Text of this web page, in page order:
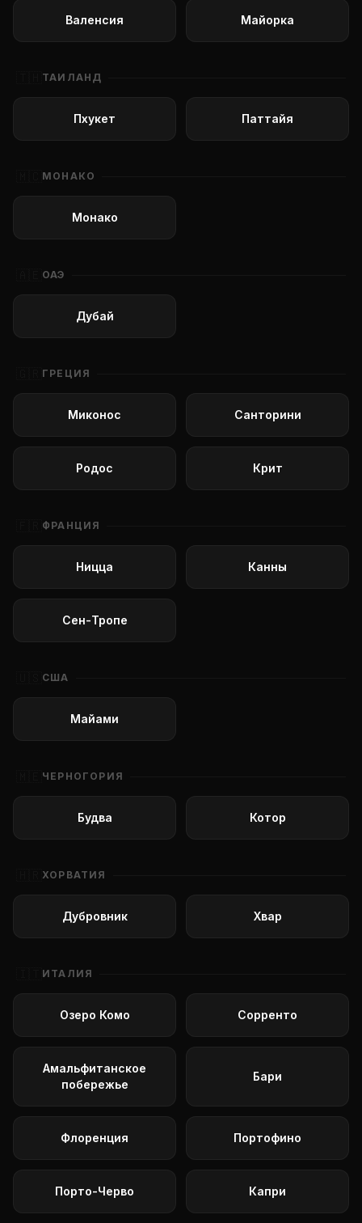
Валенсия Майорка
ТАИЛАНД
Пхукет Паттайя
МОНАКО
Монако
ОАЭ
Дубай
ГРЕЦИЯ
Миконос Санторини
Родос Крит
ФРАНЦИЯ
Ницца Канны
Сен-Тропе
США
Майами
ЧЕРНОГОРИЯ
Будва Котор
ХОРВАТИЯ
Дубровник Хвар
ИТАЛИЯ
Озеро Комо Сорренто
Амальфитанское
побережье
Бари
Флоренция Портофино
Порто-Черво Капри